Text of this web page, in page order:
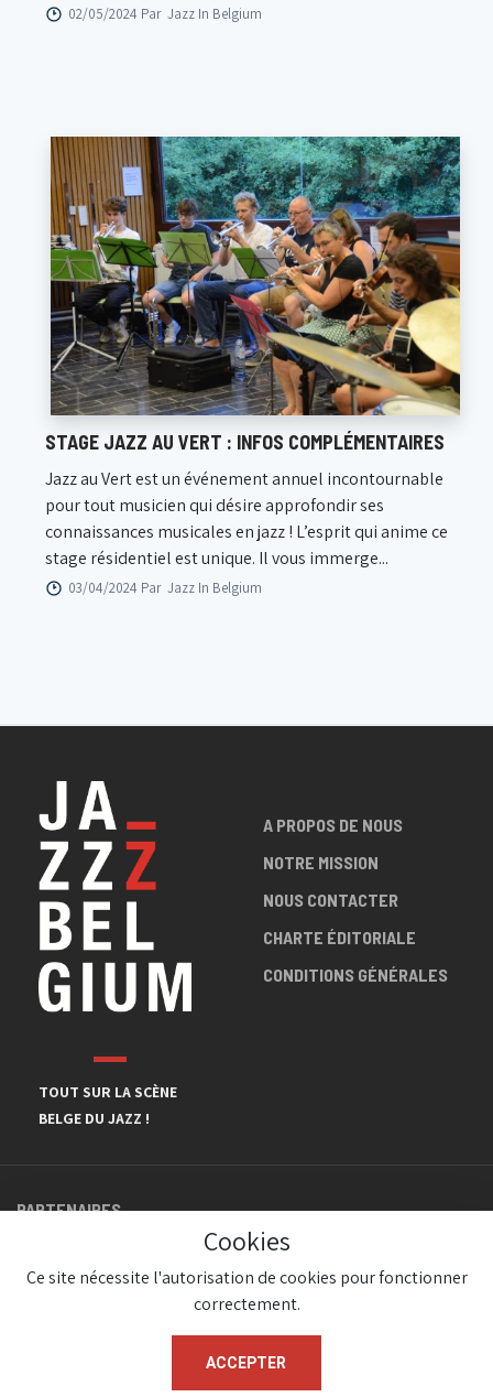
02/05/2024 Par Jazz In Belgium
STAGE JAZZ AU VERT : INFOS COMPLÉMENTAIRES
Jazz au Vert est un événement annuel incontournable
pour tout musicien qui désire approfondir ses
connaissances musicales en jazz ! L’esprit qui anime ce
stage résidentiel est unique. Il vous immerge...
03/04/2024 Par Jazz In Belgium
TOUT SUR LA SCÈNE
BELGE DU JAZZ !
A PROPOS DE NOUS
NOTRE MISSION
NOUS CONTACTER
CHARTE ÉDITORIALE
CONDITIONS GÉNÉRALES
PARTENAIRES
© JazzInBelgium 2026 ( Version 1.1.2)
Cookies
Ce site nécessite l'autorisation de cookies pour fonctionner
correctement.
ACCEPTER